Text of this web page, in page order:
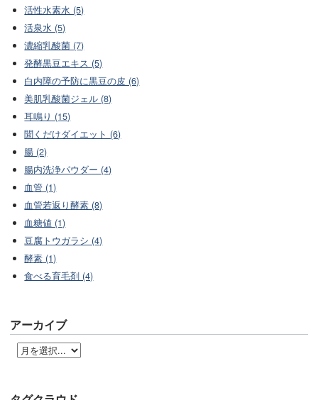
活性水素水 (5)
活泉水 (5)
濃縮乳酸菌 (7)
発酵黒豆エキス (5)
白内障の予防に黒豆の皮 (6)
美肌乳酸菌ジェル (8)
耳鳴り (15)
聞くだけダイエット (6)
腸 (2)
腸内洗浄パウダー (4)
血管 (1)
血管若返り酵素 (8)
血糖値 (1)
豆腐トウガラシ (4)
酵素 (1)
食べる育毛剤 (4)
アーカイブ